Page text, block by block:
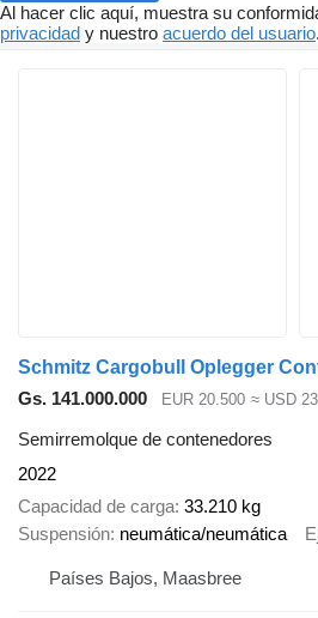
Al hacer clic aquí, muestra su
privacidad y nuestro acuerdo del usuario.
Gs. 141.000.000 EUR 20.500 ≈ USD
Semirremolque de contenedores
2022
Capacidad de carga 33.210 kg
Suspensión neumática/neumática
Países Bajos, Maasbree